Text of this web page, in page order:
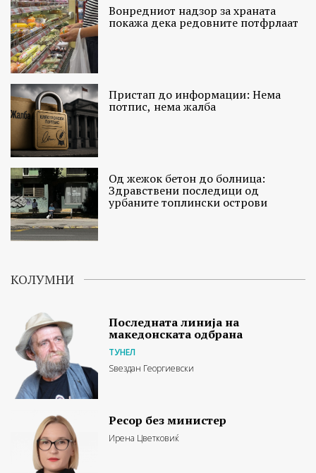
Вонредниот надзор за храната
покажа дека редовните потфрлаат
Пристап до информации: Нема
потпис, нема жалба
Од жежок бетон до болница:
Здравствени последици од
урбаните топлински острови
КОЛУМНИ
Последната линија на
македонската одбрана
ТУНЕЛ
Ѕвездан Георгиевски
Ресор без министер
Ирена Цветковиќ